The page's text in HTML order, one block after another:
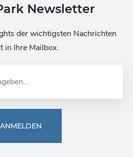
Newsletter
der wichtigsten Nachrichten
in Ihre Mailbox.
ANMELDEN